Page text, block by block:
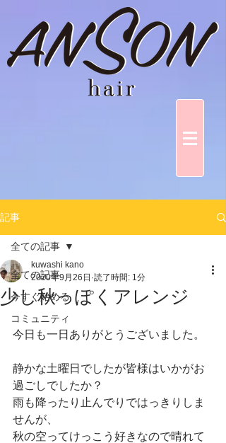
記事
全ての記事
今すぐ始める
コミュニティ
全ての記事
少し秋っぽくアレンジ
kuwashi kano
2020年9月26日 読了時間: 1分
今日も一日ありがとうございました。
静かな土曜日でしたが皆様はいかがお
過ごしでしたか？
雨も降ったり止んでりではっきりしま
せんが、
秋の空ってけっこう好きなので晴れて